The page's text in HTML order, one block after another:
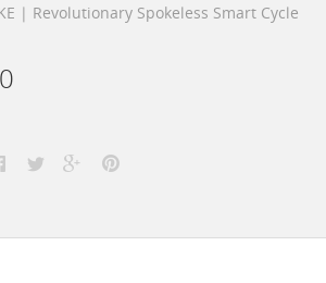
| Revolutionary Spokeless Smart Cycle